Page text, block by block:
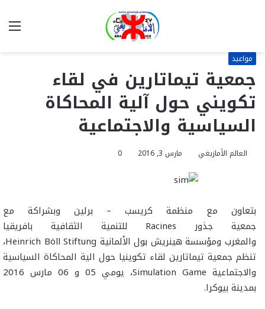
مواعيد
جمعية تيماتارين في لقاء
تكويني حول آلية المحاكاة
السياسية والاجتماعية
العالم الأمازيغي مارس 3, 2016 0
بتعاون مع منظمة كريسب – برلين وبشراكة مع
جمعية جذور Racines للتنمية الثقافية بافريقيا
والمغرب ومؤسسة هينريش بول الألمانية Heinrich Böll Stiftung،
تنظم جمعية تيماتارين لقاء تكوينيا حول الية المحاكاة السياسية
والاجتماعية Simulation Game، يومي 05 و 06 مارس 2016
بمدينة بيوكرا.